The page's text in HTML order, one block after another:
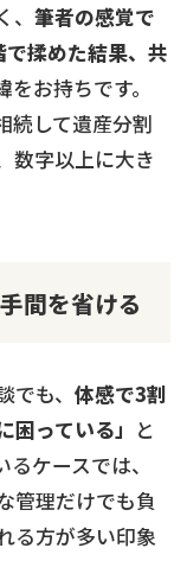
筆者の感覚で
揉めた結果、共
をお持ちです。
続して遺産分割
数字以上に大き
間を省ける
も、 体感で3割
っている」 と
ケースでは、
管理だけでも負
る方が多い印象